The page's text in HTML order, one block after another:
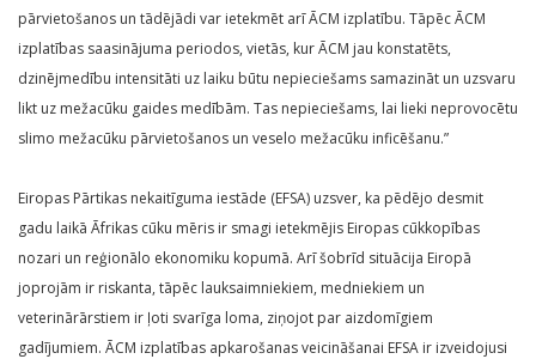
pārvietošanos un tādējādi var ietekmēt arī ĀCM izplatību. Tāpēc ĀCM
izplatības saasinājuma periodos, vietās, kur ĀCM jau konstatēts,
dzinējmedību intensitāti uz laiku būtu nepieciešams samazināt un uzsvaru
likt uz mežacūku gaides medībām. Tas nepieciešams, lai lieki neprovocētu
slimo mežacūku pārvietošanos un veselo mežacūku inficēšanu.”
Eiropas Pārtikas nekaitīguma iestāde (EFSA) uzsver, ka pēdējo desmit
gadu laikā Āfrikas cūku mēris ir smagi ietekmējis Eiropas cūkkopības
nozari un reģionālo ekonomiku kopumā. Arī šobrīd situācija Eiropā
joprojām ir riskanta, tāpēc lauksaimniekiem, medniekiem un
veterinārārstiem ir ļoti svarīga loma, ziņojot par aizdomīgiem
gadījumiem. ĀCM izplatības apkarošanas veicināšanai EFSA ir izveidojusi